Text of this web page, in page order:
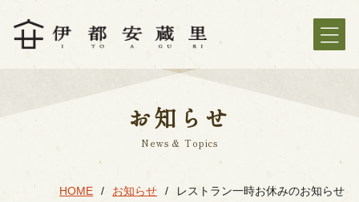
お知らせ
News & Topics
HOME お知らせ レストラン一時お休みのお知らせ